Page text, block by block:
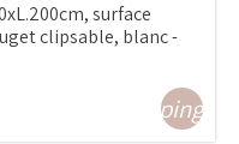
surface
clipsable, blanc -